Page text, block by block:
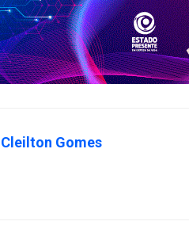
Cleilton Gomes